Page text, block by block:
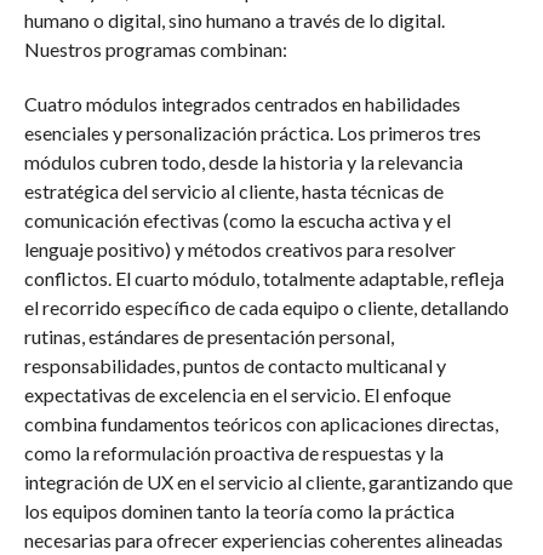
humano o digital, sino humano a través de lo digital.
Nuestros programas combinan:
Cuatro módulos integrados centrados en habilidades
esenciales y personalización práctica. Los primeros tres
módulos cubren todo, desde la historia y la relevancia
estratégica del servicio al cliente, hasta técnicas de
comunicación efectivas (como la escucha activa y el
lenguaje positivo) y métodos creativos para resolver
conflictos. El cuarto módulo, totalmente adaptable, refleja
el recorrido específico de cada equipo o cliente, detallando
rutinas, estándares de presentación personal,
responsabilidades, puntos de contacto multicanal y
expectativas de excelencia en el servicio. El enfoque
combina fundamentos teóricos con aplicaciones directas,
como la reformulación proactiva de respuestas y la
integración de UX en el servicio al cliente, garantizando que
los equipos dominen tanto la teoría como la práctica
necesarias para ofrecer experiencias coherentes alineadas